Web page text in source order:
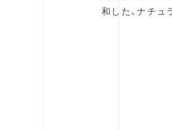
和した、ナチュ